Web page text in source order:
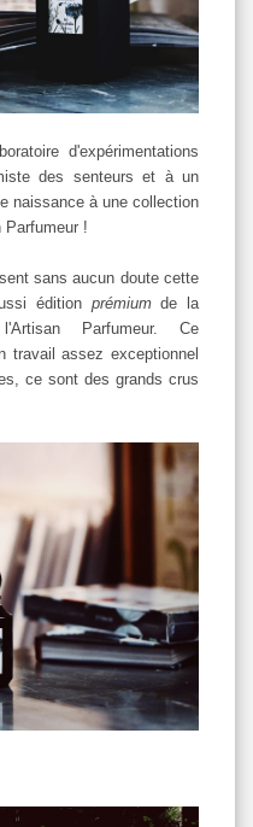
d'expérimentations
des senteurs et à un
naissance à une collection
Parfumeur !
sans aucun doute cette
édition prémiumde la
Parfumeur. Ce
travail assez exceptionnel
ce sont des grands crus